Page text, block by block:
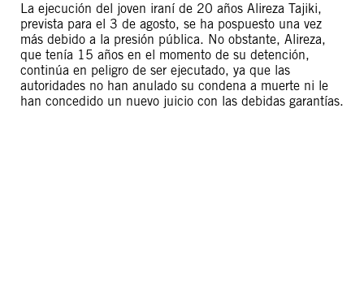
La ejecución del joven iraní de 20 años Alireza Tajiki,
prevista para el 3 de agosto, se ha pospuesto una vez
más debido a la presión pública. No obstante, Alireza,
que tenía 15 años en el momento de su detención,
continúa en peligro de ser ejecutado, ya que las
autoridades no han anulado su condena a muerte ni le
han concedido un nuevo juicio con las debidas garantías.